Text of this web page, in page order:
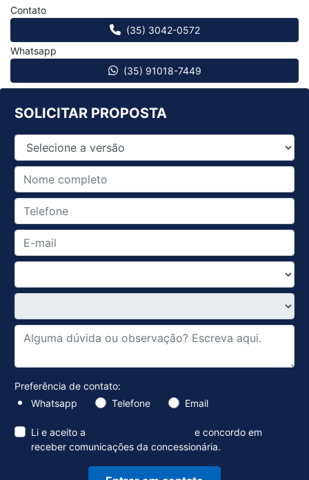
SOLICITAR PROPOSTA
Preferência de contato:
Whatsapp
Telefone Email
Li e aceito a
e concordo em
receber comunicações da concessionária.
Contato
(35) 3042-0572
Whatsapp
(35) 91018-7449